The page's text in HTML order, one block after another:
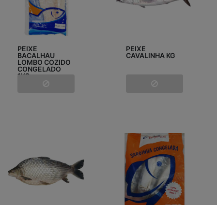
PEIXE
BACALHAU
LOMBO COZIDO
CONGELADO
1KG
PEIXE
CAVALINHA KG